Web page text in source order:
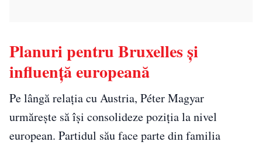
Planuri pentru Bruxelles și
influență europeană
Pe lângă relația cu Austria, Péter Magyar
urmărește să își consolideze poziția la nivel
european. Partidul său face parte din familia